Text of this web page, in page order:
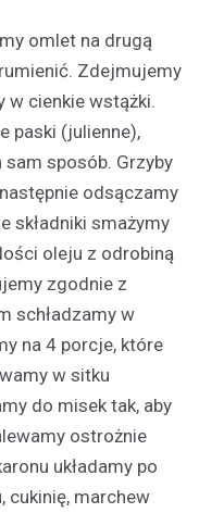
omlet na drugą
Zdejmujemy
w cienkie wstążki.
paski (julienne),
sposób. Grzyby
odsączamy
składniki smażymy
oleju z odrobiną
zgodnie z
schładzamy w
na 4 porcje, które
w sitku
do misek tak, aby
ostrożnie
układamy po
cukinię, marchew